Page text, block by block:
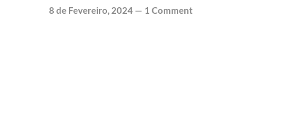
8 de Fevereiro, 2024— 1 Comment